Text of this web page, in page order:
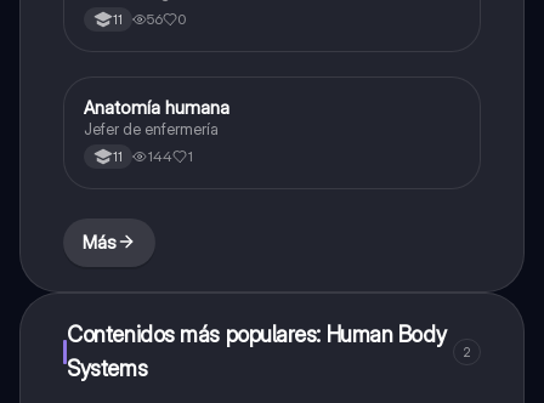
11 56 0
Biologia
Anatomía humana
Jefer de enfermería
11 144 1
Más
Contenidos más populares: Human Body
Systems
2